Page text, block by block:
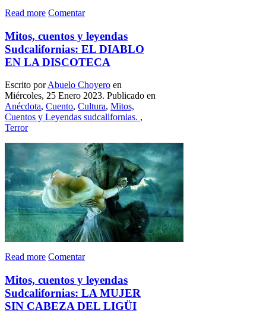
Read more Comentar
Mitos, cuentos y leyendas
Sudcalifornias: EL DIABLO
EN LA DISCOTECA
Escrito porAbuelo Choyero en
Miércoles, 25 Enero 2023. Publicado en
Anécdota, Cuento, Cultura, Mitos,
Cuentos y Leyendas sudcalifornias. ,
Terror
Read more Comentar
Mitos, cuentos y leyendas
Sudcalifornias: LA MUJER
SIN CABEZA DEL LIGÜI